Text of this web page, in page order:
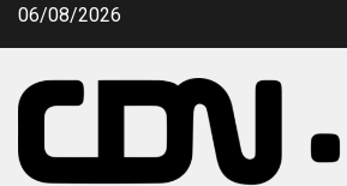
Przejdź
06/08/2026